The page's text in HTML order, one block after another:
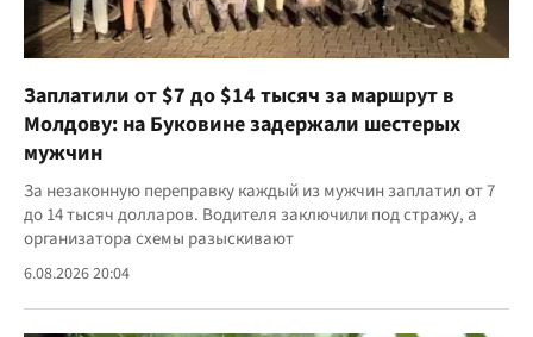
Заплатили от $7 до $14 тысяч за маршрут в
Молдову: на Буковине задержали шестерых
мужчин
За незаконную переправку каждый из мужчин заплатил от 7
до 14 тысяч долларов. Водителя заключили под стражу, а
организатора схемы разыскивают
6.08.2026 20:04